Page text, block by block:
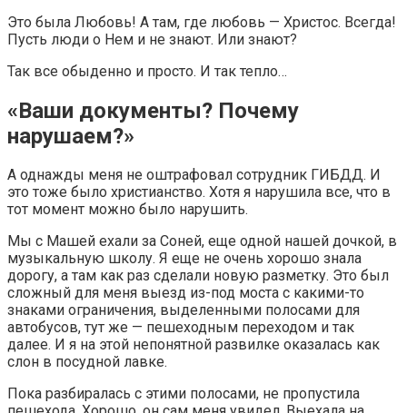
Это была Любовь! А там, где любовь — Христос. Всегда!
Пусть люди о Нем и не знают. Или знают?
Так все обыденно и просто. И так тепло…
«Ваши документы? Почему
нарушаем?»
А однажды меня не оштрафовал сотрудник ГИБДД. И
это тоже было христианство. Хотя я нарушила все, что в
тот момент можно было нарушить.
Мы с Машей ехали за Соней, еще одной нашей дочкой, в
музыкальную школу. Я еще не очень хорошо знала
дорогу, а там как раз сделали новую разметку. Это был
сложный для меня выезд из-под моста с какими-то
знаками ограничения, выделенными полосами для
автобусов, тут же — пешеходным переходом и так
далее. И я на этой непонятной развилке оказалась как
слон в посудной лавке.
Пока разбиралась с этими полосами, не пропустила